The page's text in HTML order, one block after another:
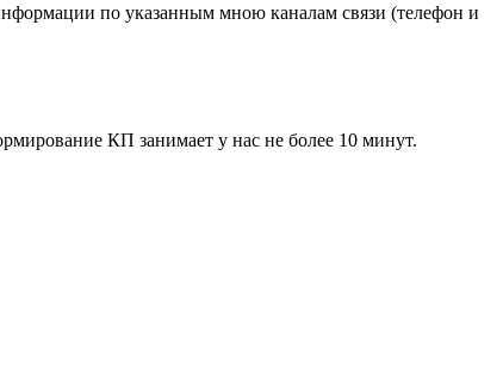
по указанным мною каналам связи (телефон и
КП занимает у нас не более 10 минут.